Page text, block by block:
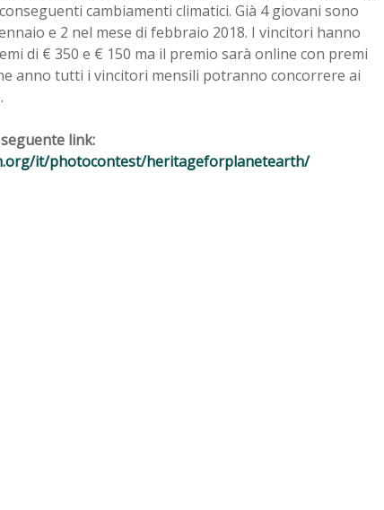
cambiamenti climatici. Già 4 giovani sono
e 2 nel mese di febbraio 2018. I vincitori hanno
di € 350 e € 150 ma il premio sarà online con premi
anno tutti i vincitori mensili potranno concorrere ai
link:
it/photocontest/heritageforplanetearth/